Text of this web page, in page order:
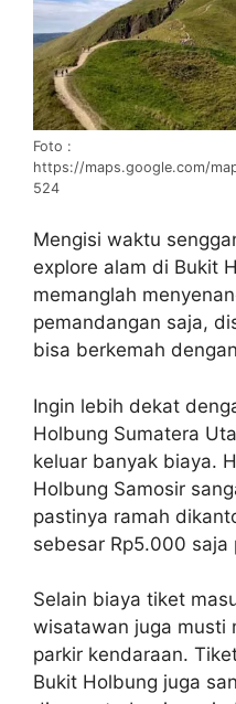
Foto :
https://maps.google.com/
524
Mengisi waktu
explore alam di Bukit
memanglah
pemandangan saja,
bisa berkemah
Ingin lebih dekat
Holbung Sumatera
keluar banyak biaya.
Holbung Samosir
pastinya ramah
sebesar Rp5.000 saja
Selain biaya tiket
wisatawan juga musti
parkir kendaraan.
Bukit Holbung juga